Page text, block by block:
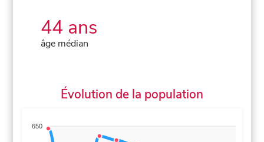
44 ans
âge médian
Évolution de la population
650